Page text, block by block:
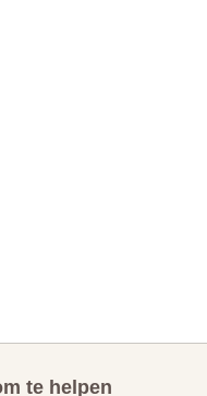
te helpen